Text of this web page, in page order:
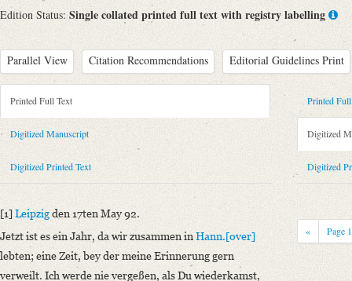
Edition Status: Single collated printed full text with registry labelling
Parallel View Citation Recommendations Editorial Guidelines Print
Metadata Concerning Header
Sender: Friedrich von Schlegel
Recipient: August Wilhelm von Schlegel
Place of Dispatch: Leipzig
Place of Destination: Unknown
Printed Text
Bibliography: Kritische Friedrich-Schlegel-Ausgabe. Bd. 23. Dritte
romantischen Schule (15. September 1788 ‒ 15. Juli 1797). Mit
Printed Full Text
Digitized Manuscript
Digitized Printed Text
[1]Leipzigden 17ten May 92.
Jetzt ist es ein Jahr, da wir zusammen inHann.[over]
lebten; eine Zeit, bey der meine Erinnerung gern
verweilt. Ich werde nie vergeßen, als Du wiederkamst,
Printed
Digitized
Digitized
« Page 1